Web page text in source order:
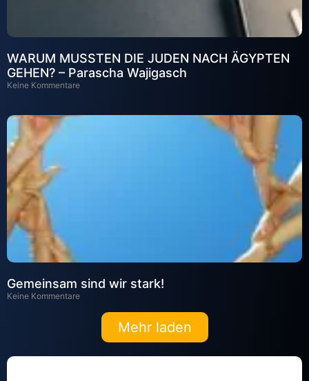
WARUM MUSSTEN DIE JUDEN NACH ÄGYPTEN
GEHEN? – Parascha Wajigasch
Keine Kommentare
Gemeinsam sind wir stark!
Keine Kommentare
Mehr laden